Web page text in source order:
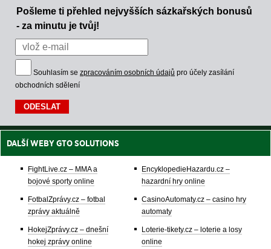
Pošleme ti přehled nejvyšších sázkařských bonusů
- za minutu je tvůj!
Souhlasím se zpracováním osobních údajů pro účely zasílání
obchodních sdělení
DALŠÍ WEBY GTO SOLUTIONS
FightLive.cz – MMA a
bojové sporty online
FotbalZprávy.cz – fotbal
zprávy aktuálně
HokejZprávy.cz – dnešní
hokej zprávy online
EncyklopedieHazardu.cz –
hazardní hry online
CasinoAutomaty.cz – casino hry
automaty
Loterie-tikety.cz – loterie a losy
online